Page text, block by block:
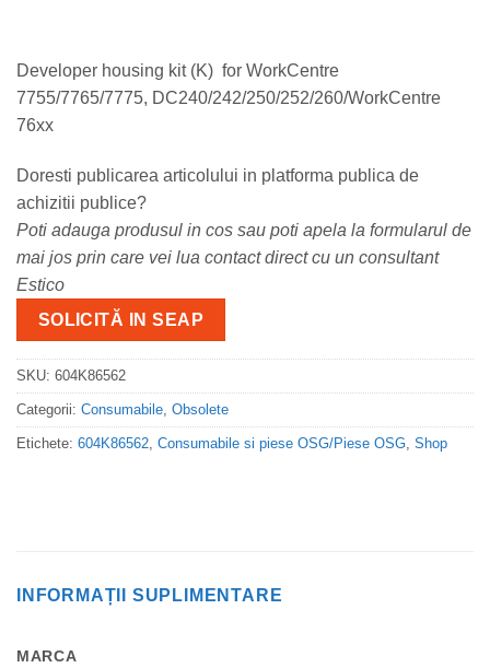
Developer housing kit (K) for WorkCentre
7755/7765/7775, DC240/242/250/252/260/WorkCentre
76xx
Doresti publicarea articolului in platforma publica de
achizitii publice?
Poti adauga produsul in cos sau poti apela la formularul de
mai jos prin care vei lua contact direct cu un consultant
Estico
SOLICITĂ IN SEAP
SKU: 604K86562
Categorii: Consumabile Obsolete
Etichete: 604K86562 Consumabile si piese OSG/Piese OSG Shop
INFORMAȚII SUPLIMENTARE
MARCA